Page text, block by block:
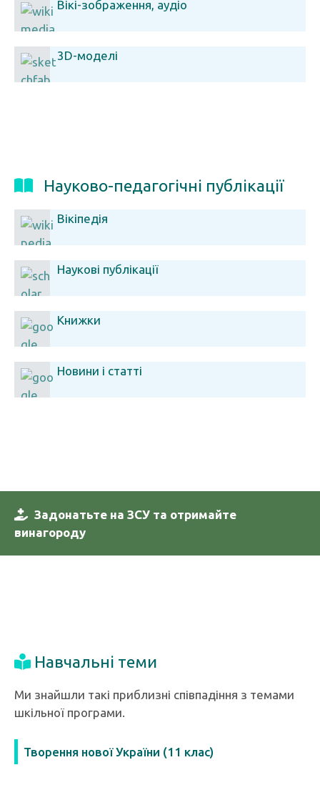
Вікі-зображення, аудіо
3D-моделі
Науково-педагогічні публікації
Вікіпедія
Наукові публікації
Книжки
Новини і статті
Задонатьте на ЗСУ та отримайте
винагороду
Навчальні теми
Ми знайшли такі приблизні співпадіння з темами
шкільної програми.
Творення нової України (11 клас)